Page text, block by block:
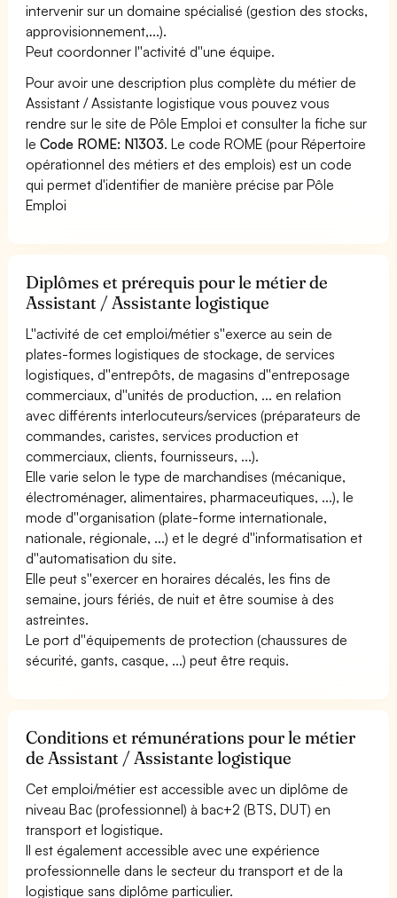
intervenir sur un domaine spécialisé (gestion des stocks,
approvisionnement,...).
Peut coordonner l''activité d''une équipe.
Pour avoir une description plus complète du métier de
Assistant / Assistante logistique vous pouvez vous
rendre sur le site de Pôle Emploi et consulter la fiche sur
leCode ROME: N1303. Le code ROME (pour Répertoire
opérationnel des métiers et des emplois) est un code
qui permet d'identifier de manière précise par Pôle
Emploi
Diplômes et prérequis pour le métier de
Assistant / Assistante logistique
L''activité de cet emploi/métier s''exerce au sein de
plates-formes logistiques de stockage, de services
logistiques, d''entrepôts, de magasins d''entreposage
commerciaux, d''unités de production, ... en relation
avec différents interlocuteurs/services (préparateurs de
commandes, caristes, services production et
commerciaux, clients, fournisseurs, ...).
Elle varie selon le type de marchandises (mécanique,
électroménager, alimentaires, pharmaceutiques, ...), le
mode d''organisation (plate-forme internationale,
nationale, régionale, ...) et le degré d''informatisation et
d''automatisation du site.
Elle peut s''exercer en horaires décalés, les fins de
semaine, jours fériés, de nuit et être soumise à des
astreintes.
Le port d''équipements de protection (chaussures de
sécurité, gants, casque, ...) peut être requis.
Conditions et rémunérations pour le métier
de Assistant / Assistante logistique
Cet emploi/métier est accessible avec un diplôme de
niveau Bac (professionnel) à bac+2 (BTS, DUT) en
transport et logistique.
Il est également accessible avec une expérience
professionnelle dans le secteur du transport et de la
logistique sans diplôme particulier.